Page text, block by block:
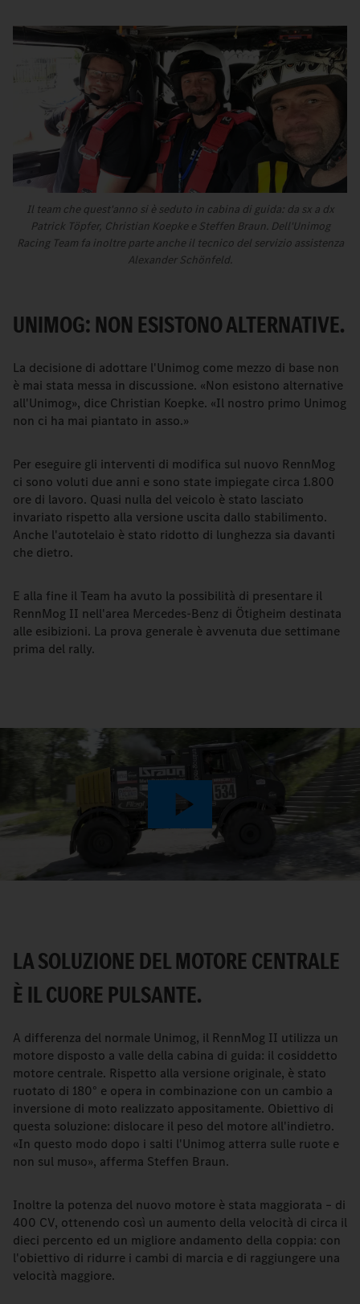
Il team che quest'anno si è seduto in cabina di guida: da sx a dx
Patrick Töpfer, Christian Koepke e Steffen Braun. Dell'Unimog
Racing Team fa inoltre parte anche il tecnico del servizio assistenza
Alexander Schönfeld.
UNIMOG: NON ESISTONO ALTERNATIVE.
La decisione di adottare l'Unimog come mezzo di base non
è mai stata messa in discussione. «Non esistono alternative
all'Unimog», dice Christian Koepke. «Il nostro primo Unimog
non ci ha mai piantato in asso.»
Per eseguire gli interventi di modifica sul nuovo RennMog
ci sono voluti due anni e sono state impiegate circa 1.800
ore di lavoro. Quasi nulla del veicolo è stato lasciato
invariato rispetto alla versione uscita dallo stabilimento.
Anche l'autotelaio è stato ridotto di lunghezza sia davanti
che dietro.
E alla fine il Team ha avuto la possibilità di presentare il
RennMog II nell'area Mercedes-Benz di Ötigheim destinata
alle esibizioni. La prova generale è avvenuta due settimane
prima del rally.
Play
Video
LA SOLUZIONE DEL MOTORE CENTRALE
È IL CUORE PULSANTE.
A differenza del normale Unimog, il RennMog II utilizza un
motore disposto a valle della cabina di guida: il cosiddetto
motore centrale. Rispetto alla versione originale, è stato
ruotato di 180° e opera in combinazione con un cambio a
inversione di moto realizzato appositamente. Obiettivo di
questa soluzione: dislocare il peso del motore all'indietro.
«In questo modo dopo i salti l'Unimog atterra sulle ruote e
non sul muso», afferma Steffen Braun.
Inoltre la potenza del nuovo motore è stata maggiorata – di
400 CV, ottenendo così un aumento della velocità di circa il
dieci percento ed un migliore andamento della coppia: con
l'obiettivo di ridurre i cambi di marcia e di raggiungere una
velocità maggiore.